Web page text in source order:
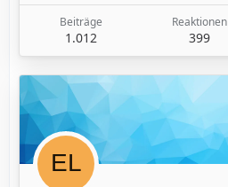
Beiträge
1.012
Reaktionen
399